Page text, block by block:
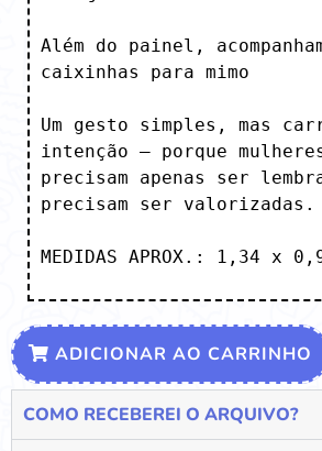
Além do painel,
caixinhas para mimo
Um gesto simples, mas
intenção — porque
precisam apenas ser
precisam ser valorizadas.
MEDIDAS APROX.: 1,34 x
ADICIONAR AO CARRINHO
COMO RECEBEREI O ARQUIVO?